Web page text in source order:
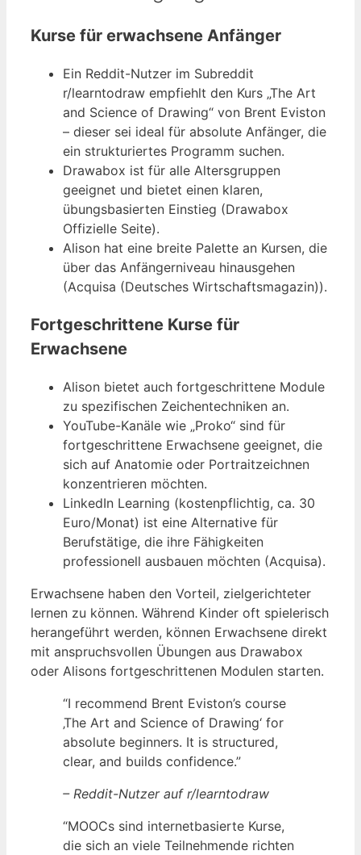
Kurse für erwachsene Anfänger
Ein Reddit-Nutzer im Subreddit
r/learntodraw empfiehlt den Kurs „The Art
and Science of Drawing“ von Brent Eviston
– dieser sei ideal für absolute Anfänger, die
ein strukturiertes Programm suchen.
Drawabox ist für alle Altersgruppen
geeignet und bietet einen klaren,
übungsbasierten Einstieg (Drawabox
Offizielle Seite).
Alison hat eine breite Palette an Kursen, die
über das Anfängerniveau hinausgehen
(Acquisa (Deutsches Wirtschaftsmagazin)).
Fortgeschrittene Kurse für
Erwachsene
Alison bietet auch fortgeschrittene Module
zu spezifischen Zeichentechniken an.
YouTube-Kanäle wie „Proko“ sind für
fortgeschrittene Erwachsene geeignet, die
sich auf Anatomie oder Portraitzeichnen
konzentrieren möchten.
LinkedIn Learning (kostenpflichtig, ca. 30
Euro/Monat) ist eine Alternative für
Berufstätige, die ihre Fähigkeiten
professionell ausbauen möchten (Acquisa).
Erwachsene haben den Vorteil, zielgerichteter
lernen zu können. Während Kinder oft spielerisch
herangeführt werden, können Erwachsene direkt
mit anspruchsvollen Übungen aus Drawabox
oder Alisons fortgeschrittenen Modulen starten.
“I recommend Brent Eviston’s course
‚The Art and Science of Drawing‘ for
absolute beginners. It is structured,
clear, and builds confidence.”
– Reddit-Nutzer auf r/learntodraw
“MOOCs sind internetbasierte Kurse,
die sich an viele Teilnehmende richten